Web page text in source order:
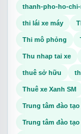
thanh-pho-ho-
thi lái xe máy
Thi mô phỏng
Thu nhap tai xe
thuê sở hữu
Thuê xe Xanh SM
Trung tâm đào tạo
Trung tâm đào tạo